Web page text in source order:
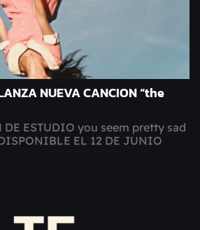
NUEVA CANCION “the
DE ESTUDIO you seem pretty sad
EL 12 DE JUNIO